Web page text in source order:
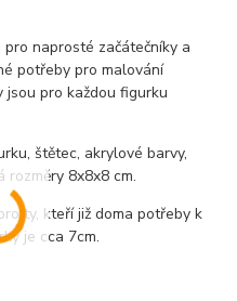
naprosté začátečníky a
potřeby pro malování
pro každou figurku
štětec, akrylové barvy,
rozměry 8x8x8 cm.
ty, kteří již doma potřeby k
je cca 7cm.